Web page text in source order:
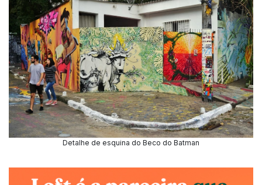
Detalhe de esquina do Beco do Batman